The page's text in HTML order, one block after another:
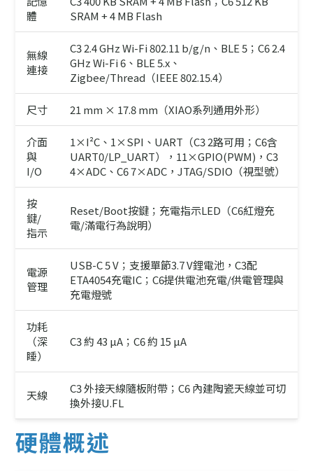
體
SRAM + 4 MB Flash
無線
連接
C3 2.4 GHz Wi-Fi 802.11 b/g/n、BLE 5；C6 2.4
GHz Wi-Fi 6、BLE 5.x、
Zigbee/Thread（IEEE 802.15.4）
尺寸 21 mm × 17.8 mm（XIAO系列通用外形）
介面
與
I/O
1×I²C、1×SPI、UART（C3 2路可用；C6含
UART0/LP_UART），11×GPIO(PWM)，C3
4×ADC、C6 7×ADC，JTAG/SDIO（視型號）
按
鍵/
指示
Reset/Boot按鍵；充電指示LED（C6紅燈充
電/滿電行為說明）
電源
管理
USB-C 5 V；支援單節3.7 V鋰電池，C3配
ETA4054充電IC；C6提供電池充電/供電管理與
充電燈號
功耗
（深
睡）
C3 約 43 µA；C6 約 15 µA
天線
C3 外接天線隨板附帶；C6 內建陶瓷天線並可切
換外接U.FL
硬體概述